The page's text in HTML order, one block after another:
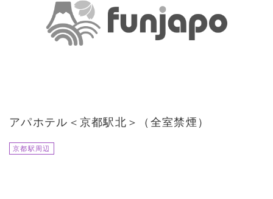
アパホテル＜京都駅北＞（全室禁煙）
京都駅周辺